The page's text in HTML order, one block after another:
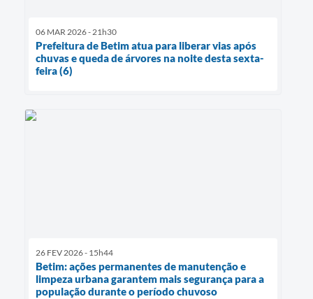
06 MAR 2026 - 21h30
Prefeitura de Betim atua para liberar vias após
chuvas e queda de árvores na noite desta sexta-
feira (6)
26 FEV 2026 - 15h44
Betim: ações permanentes de manutenção e
limpeza urbana garantem mais segurança para a
população durante o período chuvoso